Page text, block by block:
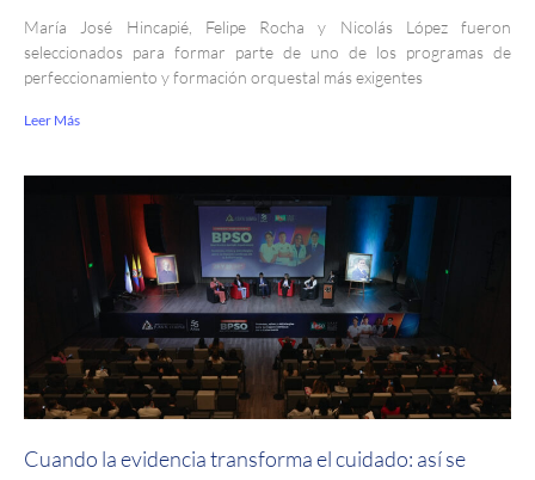
María José Hincapié, Felipe Rocha y Nicolás López fueron
seleccionados para formar parte de uno de los programas de
perfeccionamiento y formación orquestal más exigentes
Leer Más
Cuando la evidencia transforma el cuidado: así se